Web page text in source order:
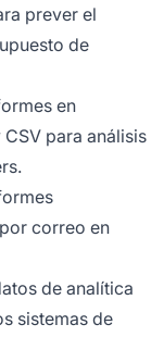
prever el
de
en
para análisis
correo en
de analítica
sistemas de